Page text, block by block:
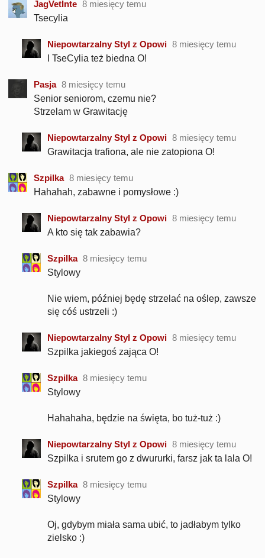
JagVetInte 8 miesięcy temu
Tsecylia
Niepowtarzalny Styl z Opowi 8 miesięcy temu
I TseCylia też biedna O!
Pasja 8 miesięcy temu
Senior seniorom, czemu nie?
Strzelam w Grawitację
Niepowtarzalny Styl z Opowi 8 miesięcy temu
Grawitacja trafiona, ale nie zatopiona O!
Szpilka 8 miesięcy temu
Hahahah, zabawne i pomysłowe :)
Niepowtarzalny Styl z Opowi 8 miesięcy temu
A kto się tak zabawia?
Szpilka 8 miesięcy temu
Stylowy
Nie wiem, później będę strzelać na oślep, zawsze
się cóś ustrzeli :)
Niepowtarzalny Styl z Opowi 8 miesięcy temu
Szpilka jakiegoś zająca O!
Szpilka 8 miesięcy temu
Stylowy
Hahahaha, będzie na święta, bo tuż-tuż :)
Niepowtarzalny Styl z Opowi 8 miesięcy temu
Szpilka i srutem go z dwururki, farsz jak ta lala O!
Szpilka 8 miesięcy temu
Stylowy
Oj, gdybym miała sama ubić, to jadłabym tylko
zielsko :)